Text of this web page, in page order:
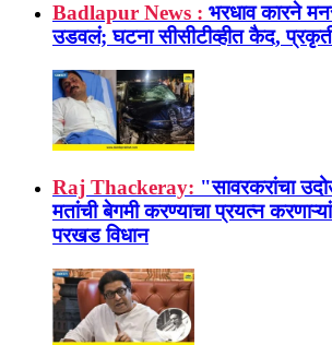
Badlapur News : भरधाव कारने
उडवलं; घटना सीसीटीव्हीत कैद,
Raj Thackeray: "सावरकरांचा
मतांची बेगमी करण्याचा प्रयत्न
परखड विधान